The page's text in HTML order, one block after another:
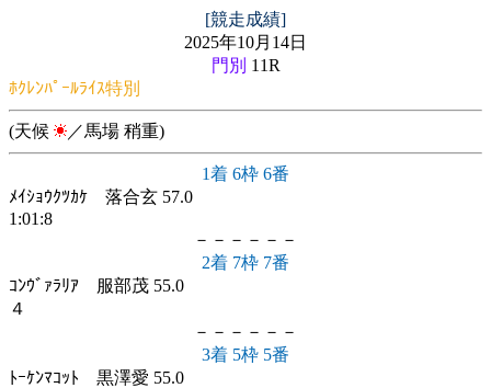
[競走成績]
2025年10月14日
門別 11R
ﾎｸﾚﾝﾊﾟｰﾙﾗｲｽ特別
(天候 ／馬場 稍重)
1着 6枠 6番
ﾒｲｼｮｳｸﾂｶｹ 落合玄 57.0
1:01:8
－－－－－－
2着 7枠 7番
ｺﾝｳﾞｧﾗﾘｱ 服部茂 55.0
４
－－－－－－
3着 5枠 5番
ﾄｰｹﾝﾏｺｯﾄ 黒澤愛 55.0